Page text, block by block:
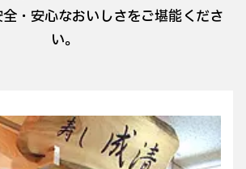
・安心なおいしさをご堪能くださ
い。